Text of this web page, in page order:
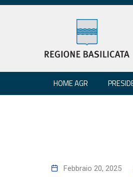
HOME AGR
Febbraio 20, 2025